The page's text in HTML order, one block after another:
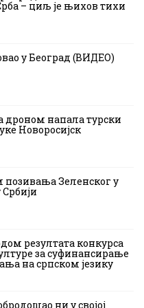
– циљ је њихов тихи
у Београд (ВИДЕО)
дроном напала турски
Новоросијск
позивања Зеленског у
резултата конкурса
за суфинансирање
на српском језику
ни у својој